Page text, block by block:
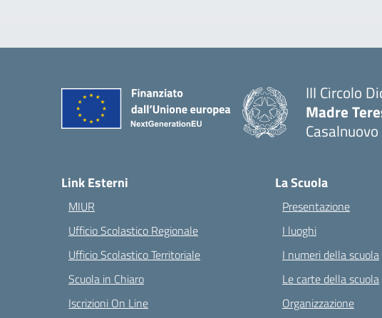
III Circolo
Madre
Link Esterni
MIUR
Ufficio Scolastico Regionale
Ufficio Scolastico Territoriale
Scuola in Chiaro
Iscrizioni On Line
La Scuola
Presentazione
I luoghi
I numeri della scuola
Le carte della scuola
Organizzazione